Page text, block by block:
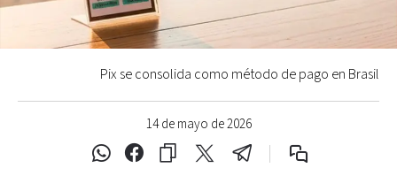
14 de mayo de 2026
Pix se consolida como método de pago en Brasil